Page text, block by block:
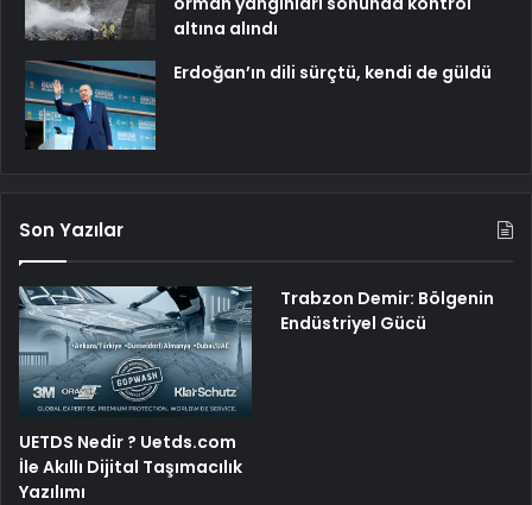
altına alındı
Erdoğan’ın dili sürçtü, kendi de güldü
Son Yazılar
UETDS Nedir ? Uetds.com
İle Akıllı Dijital Taşımacılık
Yazılımı
Trabzon Demir: Bölgenin
Endüstriyel Gücü